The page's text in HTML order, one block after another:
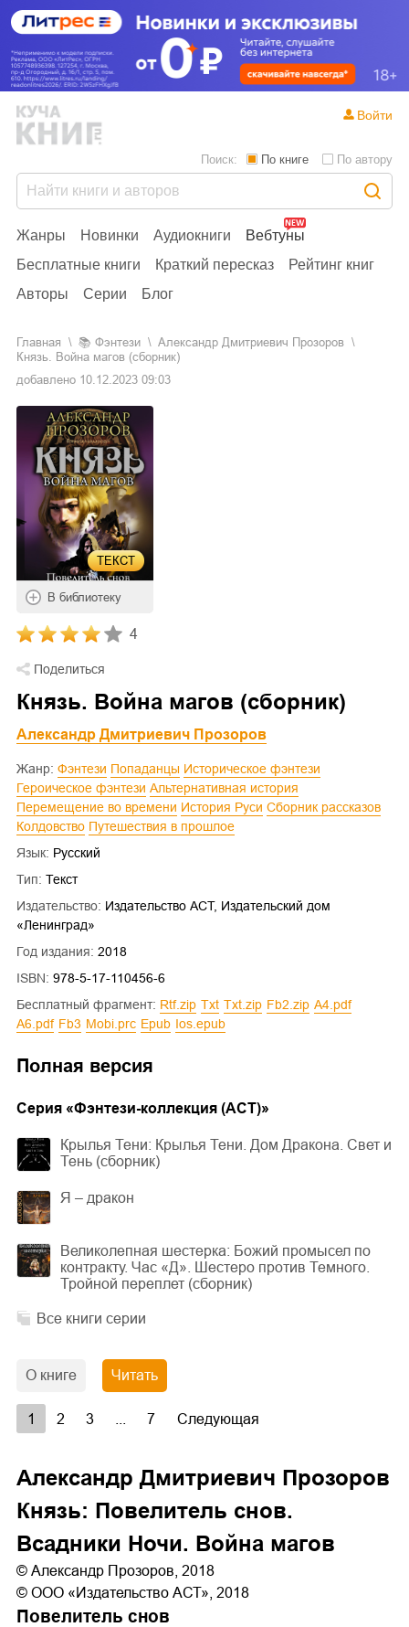
Жанры Новинки Аудиокниги
Вебтуны
Бесплатные книги
Краткий пересказ
Рейтинг книг
Авторы
Серии Блог
Поиск: По книге По автору
Войти
Главная 📚 фэнтези
Александр Дмитриевич Прозоров
Князь. Война магов (сборник)
добавлено 10.12.2023 09:03
ТЕКСТ
В библиотеку
4
Поделиться
Князь. Война магов (сборник)
Александр Дмитриевич Прозоров
Жанр: Фэнтези Попаданцы
Историческое фэнтези
Героическое фэнтези
Альтернативная история
Перемещение во времени
История Руси
Сборник рассказов
Колдовство
Путешествия в прошлое
Язык: Русский
Тип: Текст
Издательство: Издательство АСТ, Издательский дом
«Ленинград»
Год издания: 2018
ISBN: 978-5-17-110456-6
Бесплатный фрагмент:
rtf.zip txt txt.zip fb2.zip
a4.pdf
a6.pdf
fb3 mobi.prc epub ios.epub
Полная версия
Cерия «Фэнтези-коллекция (АСТ)»
Крылья Тени: Крылья Тени. Дом Дракона. Свет и
Тень (сборник)
Я – дракон
Великолепная шестерка: Божий промысел по
контракту. Час «Д». Шестеро против Темного.
Тройной переплет (сборник)
Все книги серии
О книге Читать
1 2 3 7 Следующая
Александр Дмитриевич Прозоров
Князь: Повелитель снов.
Всадники Ночи. Война магов
© Александр Прозоров, 2018
© ООО «Издательство АСТ», 2018
Повелитель снов